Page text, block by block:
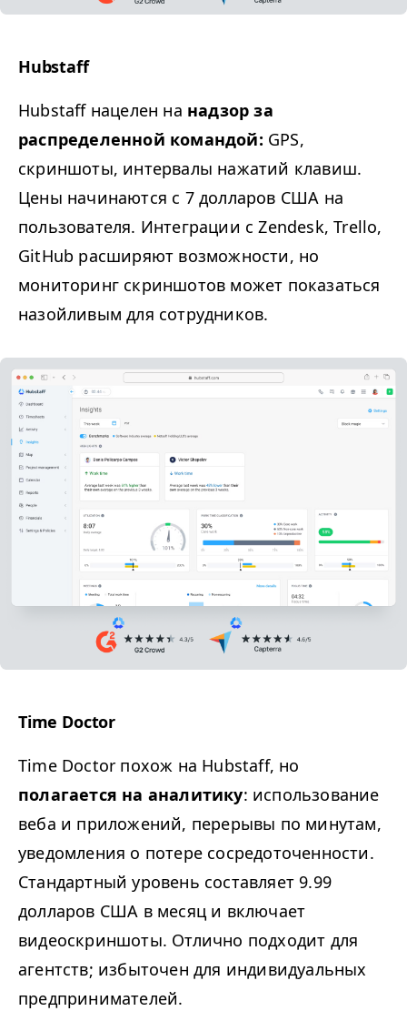
Hubstaff
Hubstaff нацелен на надзор за
распределенной командой: GPS,
скриншоты, интервалы нажатий клавиш.
Цены начинаются с 7 долларов США на
пользователя. Интеграции с Zendesk, Trello,
GitHub расширяют возможности, но
мониторинг скриншотов может показаться
назойливым для сотрудников.
Time Doctor
Time Doctor похож на Hubstaff, но
полагается на аналитику: использование
веба и приложений, перерывы по минутам,
уведомления о потере сосредоточенности.
Стандартный уровень составляет 9.99
долларов США в месяц и включает
видеоскриншоты. Отлично подходит для
агентств; избыточен для индивидуальных
предпринимателей.